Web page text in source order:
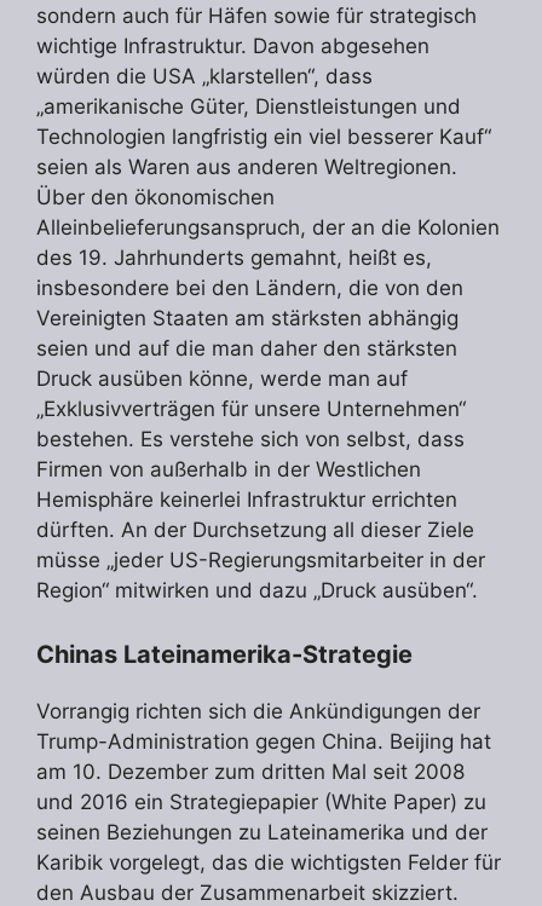
sondern auch für Häfen sowie für strategisch
wichtige Infrastruktur. Davon abgesehen
würden die USA „klarstellen“, dass
„amerikanische Güter, Dienstleistungen und
Technologien langfristig ein viel besserer Kauf“
seien als Waren aus anderen Weltregionen.
Über den ökonomischen
Alleinbelieferungsanspruch, der an die Kolonien
des 19. Jahrhunderts gemahnt, heißt es,
insbesondere bei den Ländern, die von den
Vereinigten Staaten am stärksten abhängig
seien und auf die man daher den stärksten
Druck ausüben könne, werde man auf
„Exklusivverträgen für unsere Unternehmen“
bestehen. Es verstehe sich von selbst, dass
Firmen von außerhalb in der Westlichen
Hemisphäre keinerlei Infrastruktur errichten
dürften. An der Durchsetzung all dieser Ziele
müsse „jeder US-Regierungsmitarbeiter in der
Region“ mitwirken und dazu „Druck ausüben“.
Chinas Lateinamerika-Strategie
Vorrangig richten sich die Ankündigungen der
Trump-Administration gegen China. Beijing hat
am 10. Dezember zum dritten Mal seit 2008
und 2016 ein Strategiepapier (White Paper) zu
seinen Beziehungen zu Lateinamerika und der
Karibik vorgelegt, das die wichtigsten Felder für
den Ausbau der Zusammenarbeit skizziert.